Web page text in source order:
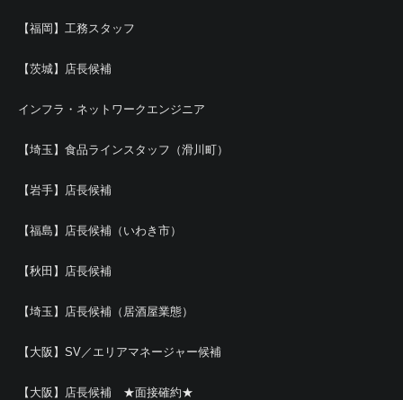
【福岡】工務スタッフ
【茨城】店長候補
インフラ・ネットワークエンジニア
【埼玉】食品ラインスタッフ（滑川町）
【岩手】店長候補
【福島】店長候補（いわき市）
【秋田】店長候補
【埼玉】店長候補（居酒屋業態）
【大阪】SV／エリアマネージャー候補
【大阪】店長候補 ★面接確約★